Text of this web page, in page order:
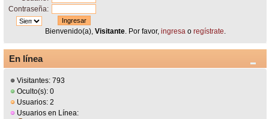
Contraseña:
Bienvenido(a), Visitante. Por favor, ingresao regístrate.
En línea
Visitantes: 793
Oculto(s): 0
Usuarios: 2
Usuarios en Línea: